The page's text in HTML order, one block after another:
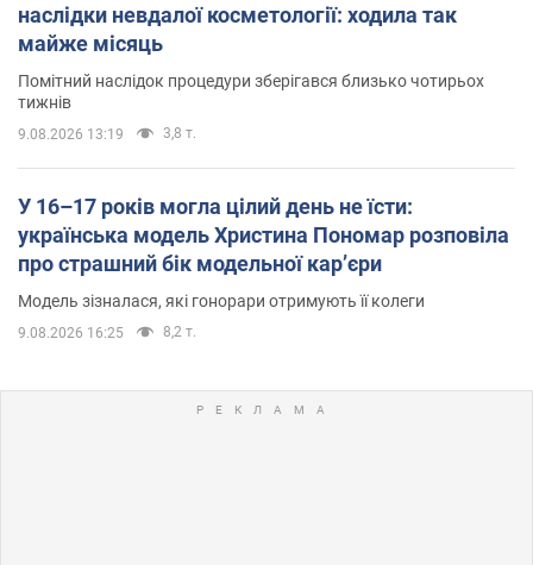
наслідки невдалої косметології: ходила так
майже місяць
Помітний наслідок процедури зберігався близько чотирьох
тижнів
9.08.2026 13:19 3,8 т.
У 16–17 років могла цілий день не їсти:
українська модель Христина Пономар розповіла
про страшний бік модельної кар’єри
Модель зізналася, які гонорари отримують її колеги
9.08.2026 16:25 8,2 т.